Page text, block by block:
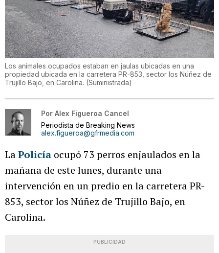
Los animales ocupados estaban en jaulas ubicadas en una
propiedad ubicada en la carretera PR-853, sector los Núñez de
Trujillo Bajo, en Carolina. (Suministrada)
Por Alex Figueroa Cancel
Periodista de Breaking News
alex.figueroa@gfrmedia.com
LaPolicía ocupó 73 perros enjaulados en la
mañana de este lunes, durante una
intervención en un predio en la carretera PR-
853, sector los Núñez de Trujillo Bajo, en
Carolina.
PUBLICIDAD